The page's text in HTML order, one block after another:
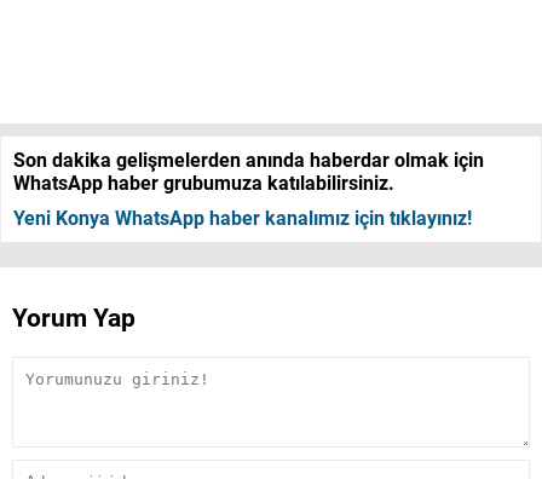
Son dakika gelişmelerden anında haberdar olmak için
WhatsApp haber grubumuza katılabilirsiniz.
Yeni Konya WhatsApp haber kanalımız için tıklayınız!
Yorum Yap